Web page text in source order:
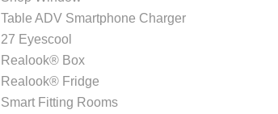
Table ADV Smartphone Charger
27 Eyescool
Realook® Box
Realook® Fridge
Smart Fitting Rooms